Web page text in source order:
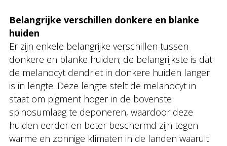
Belangrijke verschillen donkere en blanke
huiden
Er zijn enkele belangrijke verschillen tussen
donkere en blanke huiden; de belangrijkste is dat
de melanocyt dendriet in donkere huiden langer
is in lengte. Deze lengte stelt de melanocyt in
staat om pigment hoger in de bovenste
spinosumlaag te deponeren, waardoor deze
huiden eerder en beter beschermd zijn tegen
warme en zonnige klimaten in de landen waaruit